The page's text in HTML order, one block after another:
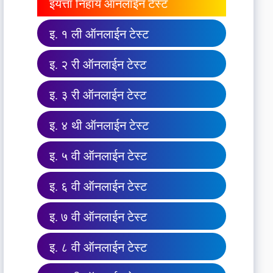
इयत्ता निहाय ऑनलाईन टेस्ट
इ. १ ली ऑनलाईन टेस्ट
इ. २ री ऑनलाईन टेस्ट
इ. ३ री ऑनलाईन टेस्ट
इ. ४ थी ऑनलाईन टेस्ट
इ. ५ वी ऑनलाईन टेस्ट
इ. ६ वी ऑनलाईन टेस्ट
इ. ७ वी ऑनलाईन टेस्ट
इ. ८ वी ऑनलाईन टेस्ट